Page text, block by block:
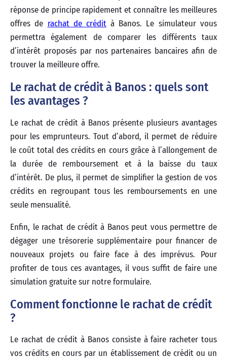
réponse de principe rapidement et connaître les meilleures
offres de rachat de crédità Banos. Le simulateur vous
permettra également de comparer les différents taux
d’intérêt proposés par nos partenaires bancaires afin de
trouver la meilleure offre.
Le rachat de crédit à Banos : quels sont
les avantages ?
Le rachat de crédit à Banos présente plusieurs avantages
pour les emprunteurs. Tout d’abord, il permet de réduire
le coût total des crédits en cours grâce à l’allongement de
la durée de remboursement et à la baisse du taux
d’intérêt. De plus, il permet de simplifier la gestion de vos
crédits en regroupant tous les remboursements en une
seule mensualité.
Enfin, le rachat de crédit à Banos peut vous permettre de
dégager une trésorerie supplémentaire pour financer de
nouveaux projets ou faire face à des imprévus. Pour
profiter de tous ces avantages, il vous suffit de faire une
simulation gratuite sur notre formulaire.
Comment fonctionne le rachat de crédit
?
Le rachat de crédit à Banos consiste à faire racheter tous
vos crédits en cours par un établissement de crédit ou un